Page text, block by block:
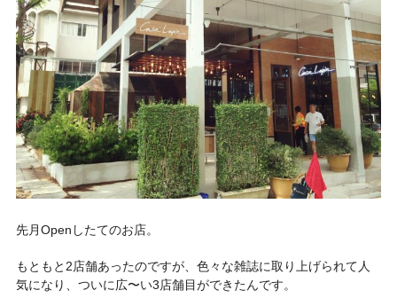
先月Openしたてのお店。
もともと2店舗あったのですが、色々な雑誌に取り上げられて人
気になり、ついに広〜い3店舗目ができたんです。